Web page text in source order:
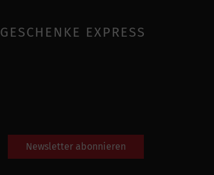
GESCHENKE EXPRESS
Newsletter abonnieren